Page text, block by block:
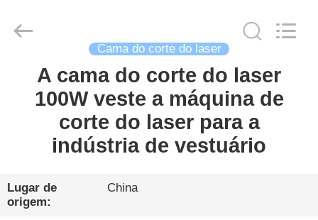
LAR
PRODUTOS
NÓS
Photoelectric
Co.,Ltd.
Cama do corte do laser
A cama do corte do laser
100W veste a máquina de
corte do laser para a
indústria de vestuário
Lugar de
origem:
China